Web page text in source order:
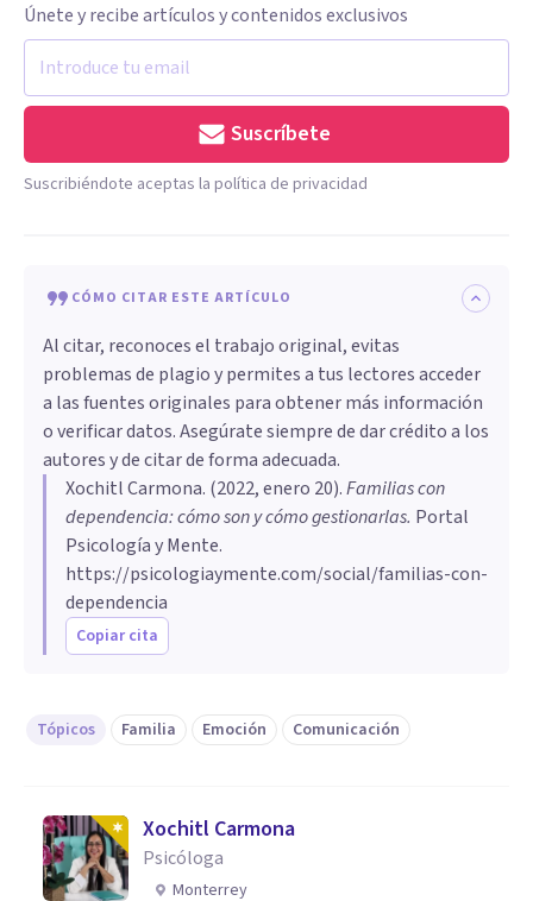
Únete y recibe artículos y contenidos exclusivos
Suscríbete
Suscribiéndote aceptas la política de privacidad
CÓMO CITAR ESTE ARTÍCULO
Al citar, reconoces el trabajo original, evitas
problemas de plagio y permites a tus lectores acceder
a las fuentes originales para obtener más información
o verificar datos. Asegúrate siempre de dar crédito a los
autores y de citar de forma adecuada.
Xochitl Carmona. (2022, enero 20).Familias con
dependencia: cómo son y cómo gestionarlas. Portal
Psicología y Mente.
https://psicologiaymente.com/social/familias-con-
dependencia
Copiar cita
Tópicos Familia Emoción Comunicación
Xochitl Carmona
Psicóloga
Monterrey